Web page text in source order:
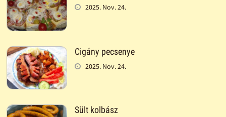
2025. Nov. 24.
Cigány pecsenye
2025. Nov. 24.
Sült kolbász